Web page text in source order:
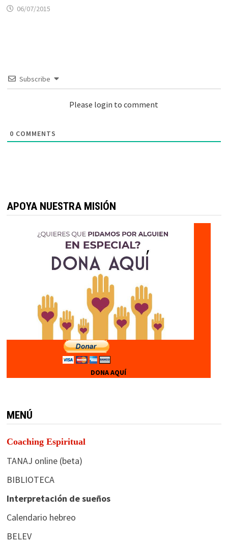
06/07/2015
Subscribe
Please login to comment
0 COMMENTS
APOYA NUESTRA MISIÓN
DONA AQUÍ
MENÚ
Coaching Espiritual
TANAJ online (beta)
BIBLIOTECA
Interpretación de sueños
Calendario hebreo
BELEV